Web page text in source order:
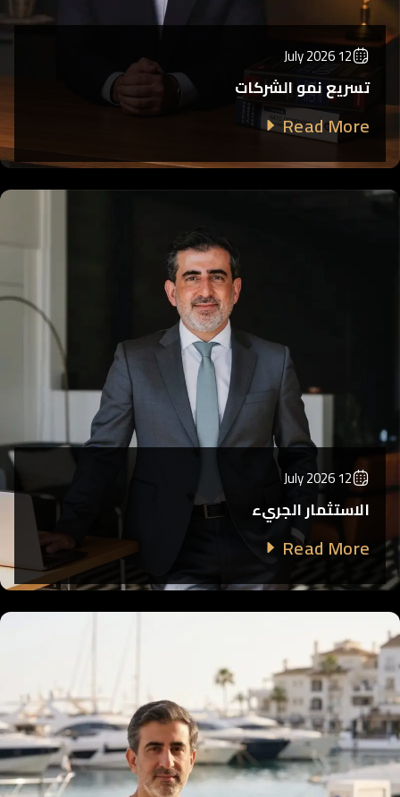
12 July 2026
تسريع نمو الشركات
Read More
12 July 2026
الاستثمار الجريء
Read More